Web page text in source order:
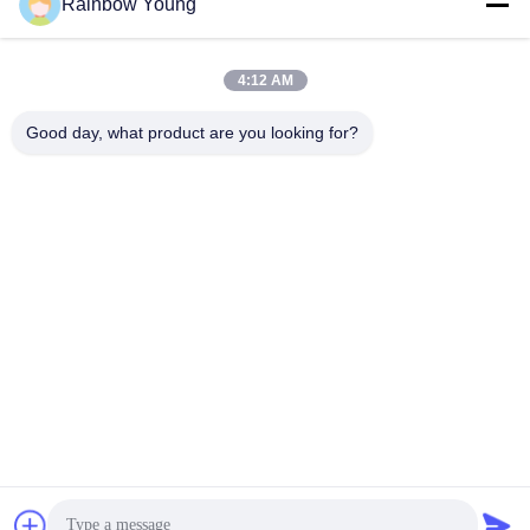
অনুগ্রহ করে আপনার অনুরোধ
ZHEJIANG PNTECH TECHNOLOGY CO.,
Rainbow Young
4:12 AM
Good day, what product are you looking for?